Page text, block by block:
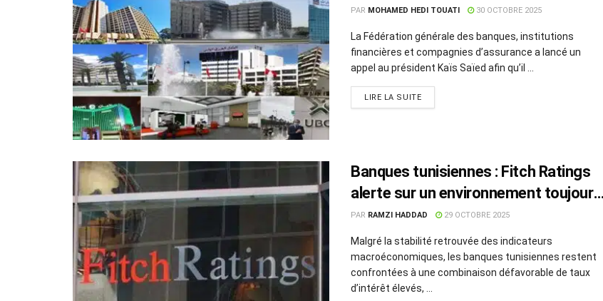
président à intervenir
PAR MOHAMED HEDI TOUATI 30 OCTOBRE 2025
La Fédération générale des banques, institutions
financières et compagnies d’assurance a lancé un
appel au président Kaïs Saïed afin qu’il ...
LIRE LA SUITE
Banques tunisiennes : Fitch Ratings
alerte sur un environnement toujours
“difficile”
PAR RAMZI HADDAD 29 OCTOBRE 2025
Malgré la stabilité retrouvée des indicateurs
macroéconomiques, les banques tunisiennes restent
confrontées à une combinaison défavorable de taux
d’intérêt élevés, ...